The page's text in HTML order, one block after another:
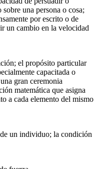
una persona o cosa;
por escrito o de
un cambio en la velocidad
el propósito particular
capacitada o
gran ceremonia
matemática que asigna
a cada elemento del mismo
un individuo; la condición